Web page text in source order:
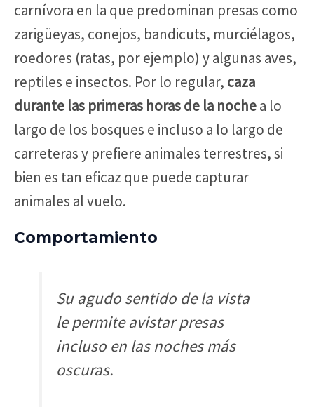
carnívora en la que predominan presas como
zarigüeyas, conejos, bandicuts, murciélagos,
roedores (ratas, por ejemplo) y algunas aves,
reptiles e insectos. Por lo regular, caza
durante las primeras horas de la nochea lo
largo de los bosques e incluso a lo largo de
carreteras y prefiere animales terrestres, si
bien es tan eficaz que puede capturar
animales al vuelo.
Comportamiento
Su agudo sentido de la vista
le permite avistar presas
incluso en las noches más
oscuras.